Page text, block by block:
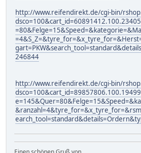
http://www.reifendirekt.de/cgi-bin/
246844
http://www.reifendirekt.de/cgi-bin/